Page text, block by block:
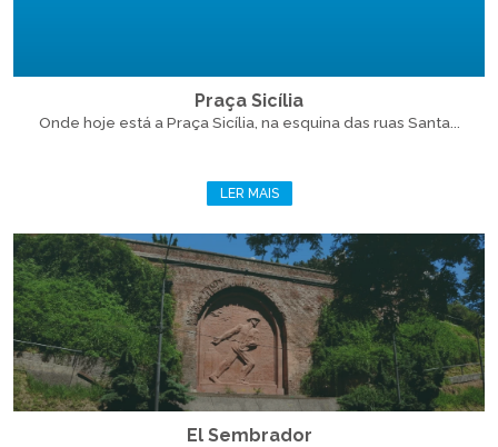
Praça Sicília
Onde hoje está a Praça Sicília, na esquina das ruas Santa...
LER MAIS
El Sembrador